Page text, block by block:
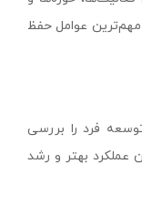
مهم‌ترین عوامل حفظ
فرد را بررسی
بهتر و رشد